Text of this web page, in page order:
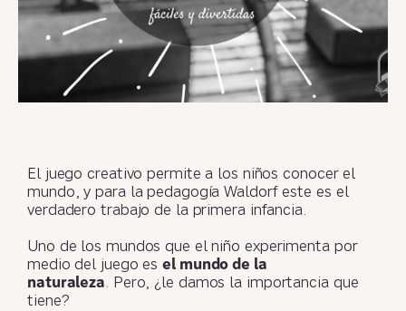
El juego creativo permite a los niños conocer el
mundo, y para la pedagogía Waldorf este es el
verdadero trabajo de la primera infancia.
Uno de los mundos que el niño experimenta por
medio del juego esel mundo de la
naturaleza. Pero, ¿le damos la importancia que
tiene?